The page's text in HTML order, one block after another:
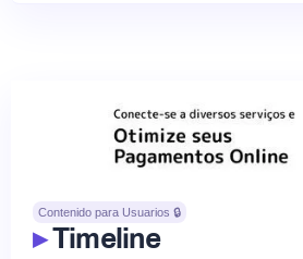
Contenido para Usuarios 🔒
▸Timeline